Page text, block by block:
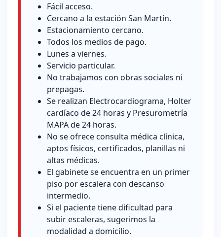
Fácil acceso.
Cercano a la estación San Martín.
Estacionamiento cercano.
Todos los medios de pago.
Lunes a viernes.
Servicio particular.
No trabajamos con obras sociales ni
prepagas.
Se realizan Electrocardiograma, Holter
cardíaco de 24 horas y Presurometría
MAPA de 24 horas.
No se ofrece consulta médica clínica,
aptos físicos, certificados, planillas ni
altas médicas.
El gabinete se encuentra en un primer
piso por escalera con descanso
intermedio.
Si el paciente tiene dificultad para
subir escaleras, sugerimos la
modalidad a domicilio.